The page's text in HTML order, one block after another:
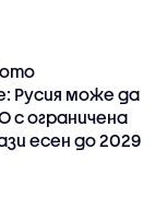
Русия може да
с ограничена
есен до 2029